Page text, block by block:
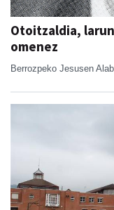
Otoitzaldia,
omenez
Berrozpeko Jesusen